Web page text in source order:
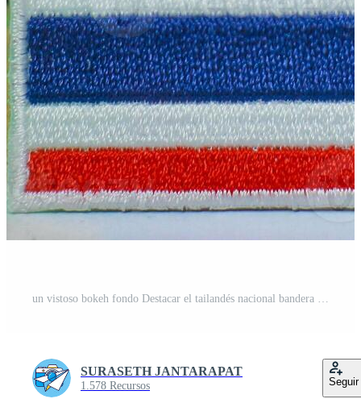
SURASETH JANTARAPAT
1.578 Recursos Seguir